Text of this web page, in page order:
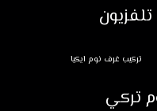
تركيب غرف نوم ايكيا
تركي